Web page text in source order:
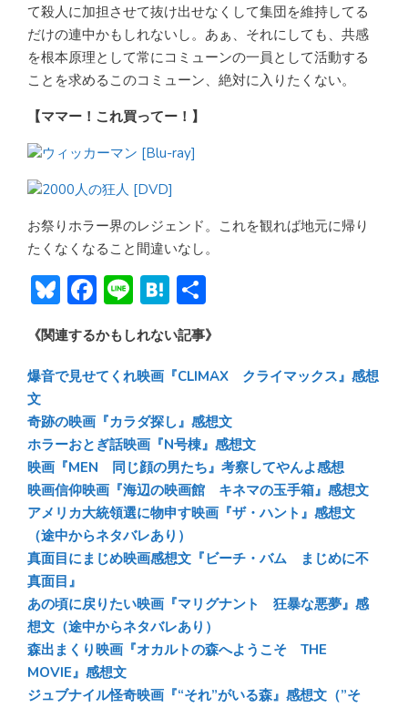
て殺人に加担させて抜け出せなくして集団を維持してる
だけの連中かもしれないし。あぁ、それにしても、共感
を根本原理として常にコミューンの一員として活動する
ことを求めるこのコミューン、絶対に入りたくない。
【ママー！これ買ってー！】
ウィッカーマン [Blu-ray]
2000人の狂人 [DVD]
お祭りホラー界のレジェンド。これを観れば地元に帰り
たくなくなること間違いなし。
Bl
u
e
sk
y
F
ac
e
b
o
ok
Li
n
e
H
at
e
n
有
《関連するかもしれない記事》
爆音で見せてくれ映画『CLIMAX クライマックス』感想
文
奇跡の映画『カラダ探し』感想文
ホラーおとぎ話映画『N号棟』感想文
映画『MEN 同じ顔の男たち』考察してやんよ感想
映画信仰映画『海辺の映画館 キネマの玉手箱』感想文
アメリカ大統領選に物申す映画『ザ・ハント』感想文
（途中からネタバレあり）
真面目にまじめ映画感想文『ビーチ・バム まじめに不
真面目』
あの頃に戻りたい映画『マリグナント 狂暴な悪夢』感
想文（途中からネタバレあり）
森出まくり映画『オカルトの森へようこそ THE
MOVIE』感想文
ジュブナイル怪奇映画『“それ”がいる森』感想文（”そ